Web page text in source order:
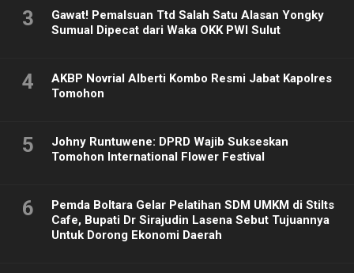
3
Gawat! Pemalsuan Ttd Salah Satu Alasan Yongky
Sumual Dipecat dari Waka OKK PWI Sulut
4
AKBP Novrial Alberti Kombo Resmi Jabat Kapolres
Tomohon
5
Johny Runtuwene: DPRD Wajib Sukseskan
Tomohon International Flower Festival
6
Pemda Boltara Gelar Pelatihan SDM UMKM di Stilts
Cafe, Bupati Dr Sirajudin Lasena Sebut Tujuannya
Untuk Dorong Ekonomi Daerah